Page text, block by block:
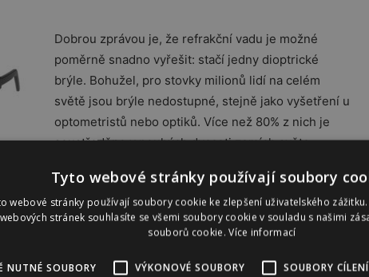
Dobrou zprávou je, že refrakční vadu je možné
poměrně snadno vyřešit: stačí jedny dioptrické
brýle. Bohužel, pro stovky milionů lidí na celém
světě jsou brýle nedostupné, stejně jako vyšetření u
optometristů nebo optiků. Více než 80% z nich je
soustředěno v pouhých dvaceti zemích světa,
Tento alarmující stav se rozhodl změnit projekt DOT
Glasses, který slibuje poskytnout nejlevnější
Aktuálně se snaží vybrat 400 tisíc korun prostřednictvím
Následně plánuje i mezinárodní kampaň na webu
Tyto webové stránky používají soubory
webové stránky používají soubory cookie ke zlepšení uživatelského
webových stránek souhlasíte se všemi soubory cookie v souladu s našimi
souborů cookie.Více informací
NUTNÉ SOUBORY VÝKONOVÉ SOUBORY SOUBORY CÍLENÍ